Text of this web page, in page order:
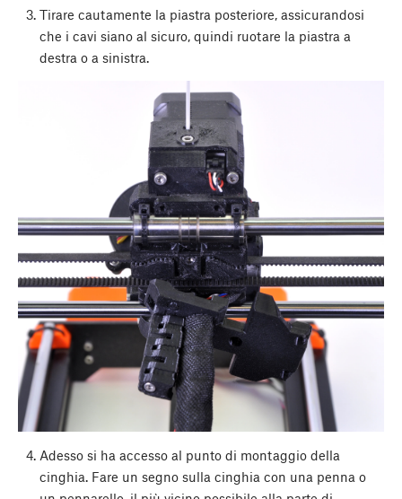
Tirare cautamente la piastra posteriore, assicurandosi
che i cavi siano al sicuro, quindi ruotare la piastra a
destra o a sinistra.
Adesso si ha accesso al punto di montaggio della
cinghia. Fare un segno sulla cinghia con una penna o